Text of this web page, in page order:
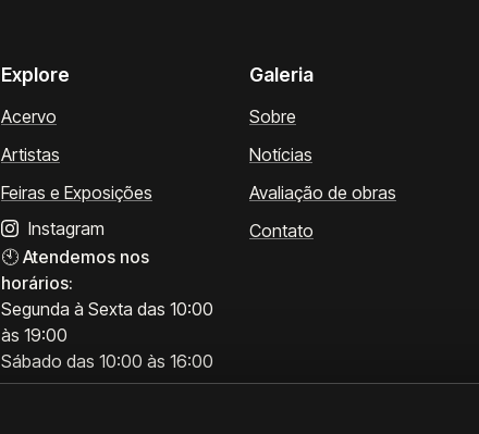
Explore
Acervo
Artistas
Feiras e Exposições
Instagram
🕙 Atendemos nos
horários:
Segunda à Sexta das 10:00
às 19:00
Sábado das 10:00 às 16:00
Galeria
Sobre
Notícias
Avaliação de obras
Contato